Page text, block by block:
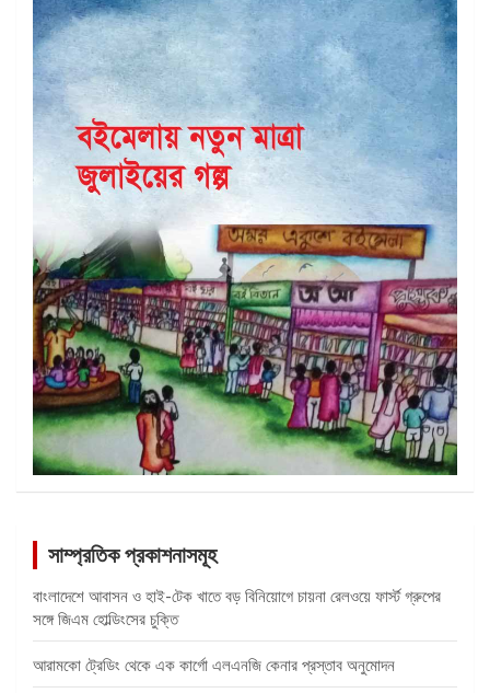
সাম্প্রতিক প্রকাশনাসমূহ
বাংলাদেশে আবাসন ও হাই-টেক খাতে বড় বিনিয়োগে চায়না রেলওয়ে ফার্স্ট গ্রুপের
সঙ্গে জিএম হোল্ডিংসের চুক্তি
আরামকো ট্রেডিং থেকে এক কার্গো এলএনজি কেনার প্রস্তাব অনুমোদন